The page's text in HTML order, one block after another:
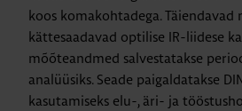
koos komakohtadega.
kättesaadavad optilise IR-liidese
mõõteandmed salvestatakse
analüüsiks. Seade paigaldatakse
kasutamiseks elu-, äri- ja